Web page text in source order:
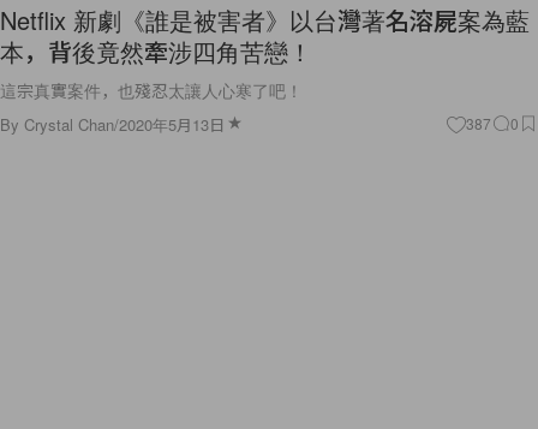
Netflix 新劇《誰是被害者》以台灣著名溶屍案為藍
本，背後竟然牽涉四角苦戀！
這宗真實案件，也殘忍太讓人心寒了吧！
By Crystal Chan/2020年5月13日 387 0